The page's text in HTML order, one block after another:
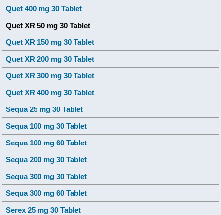
Quet 400 mg 30 Tablet
Quet XR 50 mg 30 Tablet
Quet XR 150 mg 30 Tablet
Quet XR 200 mg 30 Tablet
Quet XR 300 mg 30 Tablet
Quet XR 400 mg 30 Tablet
Sequa 25 mg 30 Tablet
Sequa 100 mg 30 Tablet
Sequa 100 mg 60 Tablet
Sequa 200 mg 30 Tablet
Sequa 300 mg 30 Tablet
Sequa 300 mg 60 Tablet
Serex 25 mg 30 Tablet